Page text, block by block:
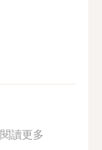
閱讀更多